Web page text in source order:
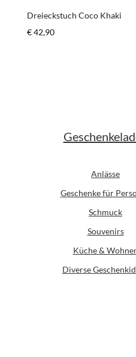
Dreieckstuch Coco Khaki
Regulärer Preis:
€ 42,90
Anlässe
Geschenke für
Schmuck
Souvenirs
Küche &
Diverse